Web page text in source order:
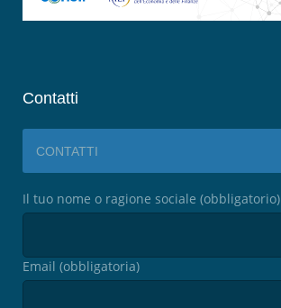
Contatti
CONTATTI
Il tuo nome o ragione sociale (obbligatorio)
Email (obbligatoria)